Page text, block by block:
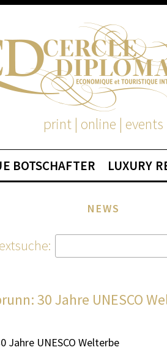
print | online | events
BOTSCHAFTER LUXURY
NEWS
30 Jahre UNESCO
Jahre UNESCO Welterbe